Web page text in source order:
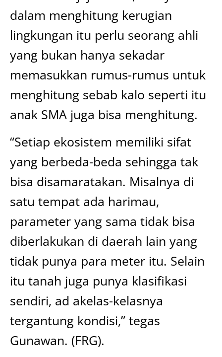
dalam menghitung kerugian
lingkungan itu perlu seorang ahli
yang bukan hanya sekadar
memasukkan rumus-rumus untuk
menghitung sebab kalo seperti itu
anak SMA juga bisa menghitung.
“Setiap ekosistem memiliki sifat
yang berbeda-beda sehingga tak
bisa disamaratakan. Misalnya di
satu tempat ada harimau,
parameter yang sama tidak bisa
diberlakukan di daerah lain yang
tidak punya para meter itu. Selain
itu tanah juga punya klasifikasi
sendiri, ad akelas-kelasnya
tergantung kondisi,” tegas
Gunawan. (FRG).